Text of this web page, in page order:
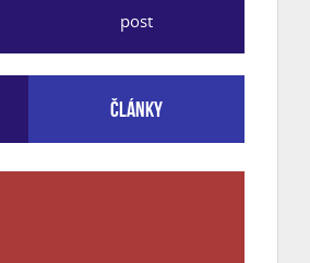
post
Články